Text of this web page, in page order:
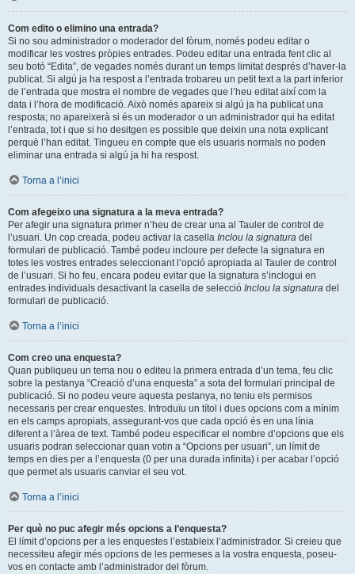
Com edito o elimino una entrada?
Si no sou administrador o moderador del fòrum, només podeu editar o
modificar les vostres pròpies entrades. Podeu editar una entrada fent clic al
seu botó “Edita”, de vegades només durant un temps limitat després d’haver-la
publicat. Si algú ja ha respost a l’entrada trobareu un petit text a la part inferior
de l’entrada que mostra el nombre de vegades que l’heu editat així com la
data i l’hora de modificació. Això només apareix si algú ja ha publicat una
resposta; no apareixerà si és un moderador o un administrador qui ha editat
l’entrada, tot i que si ho desitgen es possible que deixin una nota explicant
perquè l’han editat. Tingueu en compte que els usuaris normals no poden
eliminar una entrada si algú ja hi ha respost.
Torna a l’inici
Com afegeixo una signatura a la meva entrada?
Per afegir una signatura primer n’heu de crear una al Tauler de control de
l’usuari. Un cop creada, podeu activar la casella Inclou la signatura del
formulari de publicació. També podeu incloure per defecte la signatura en
totes les vostres entrades seleccionant l’opció apropiada al Tauler de control
de l’usuari. Si ho feu, encara podeu evitar que la signatura s’inclogui en
entrades individuals desactivant la casella de selecció Inclou la signatura del
formulari de publicació.
Torna a l’inici
Com creo una enquesta?
Quan publiqueu un tema nou o editeu la primera entrada d’un tema, feu clic
sobre la pestanya “Creació d’una enquesta” a sota del formulari principal de
publicació. Si no podeu veure aquesta pestanya, no teniu els permisos
necessaris per crear enquestes. Introduïu un títol i dues opcions com a mínim
en els camps apropiats, assegurant-vos que cada opció és en una línia
diferent a l’àrea de text. També podeu especificar el nombre d’opcions que els
usuaris podran seleccionar quan votin a “Opcions per usuari”, un límit de
temps en dies per a l’enquesta (0 per una durada infinita) i per acabar l’opció
que permet als usuaris canviar el seu vot.
Torna a l’inici
Per què no puc afegir més opcions a l’enquesta?
El límit d’opcions per a les enquestes l’estableix l’administrador. Si creieu que
necessiteu afegir més opcions de les permeses a la vostra enquesta, poseu-
vos en contacte amb l’administrador del fòrum.